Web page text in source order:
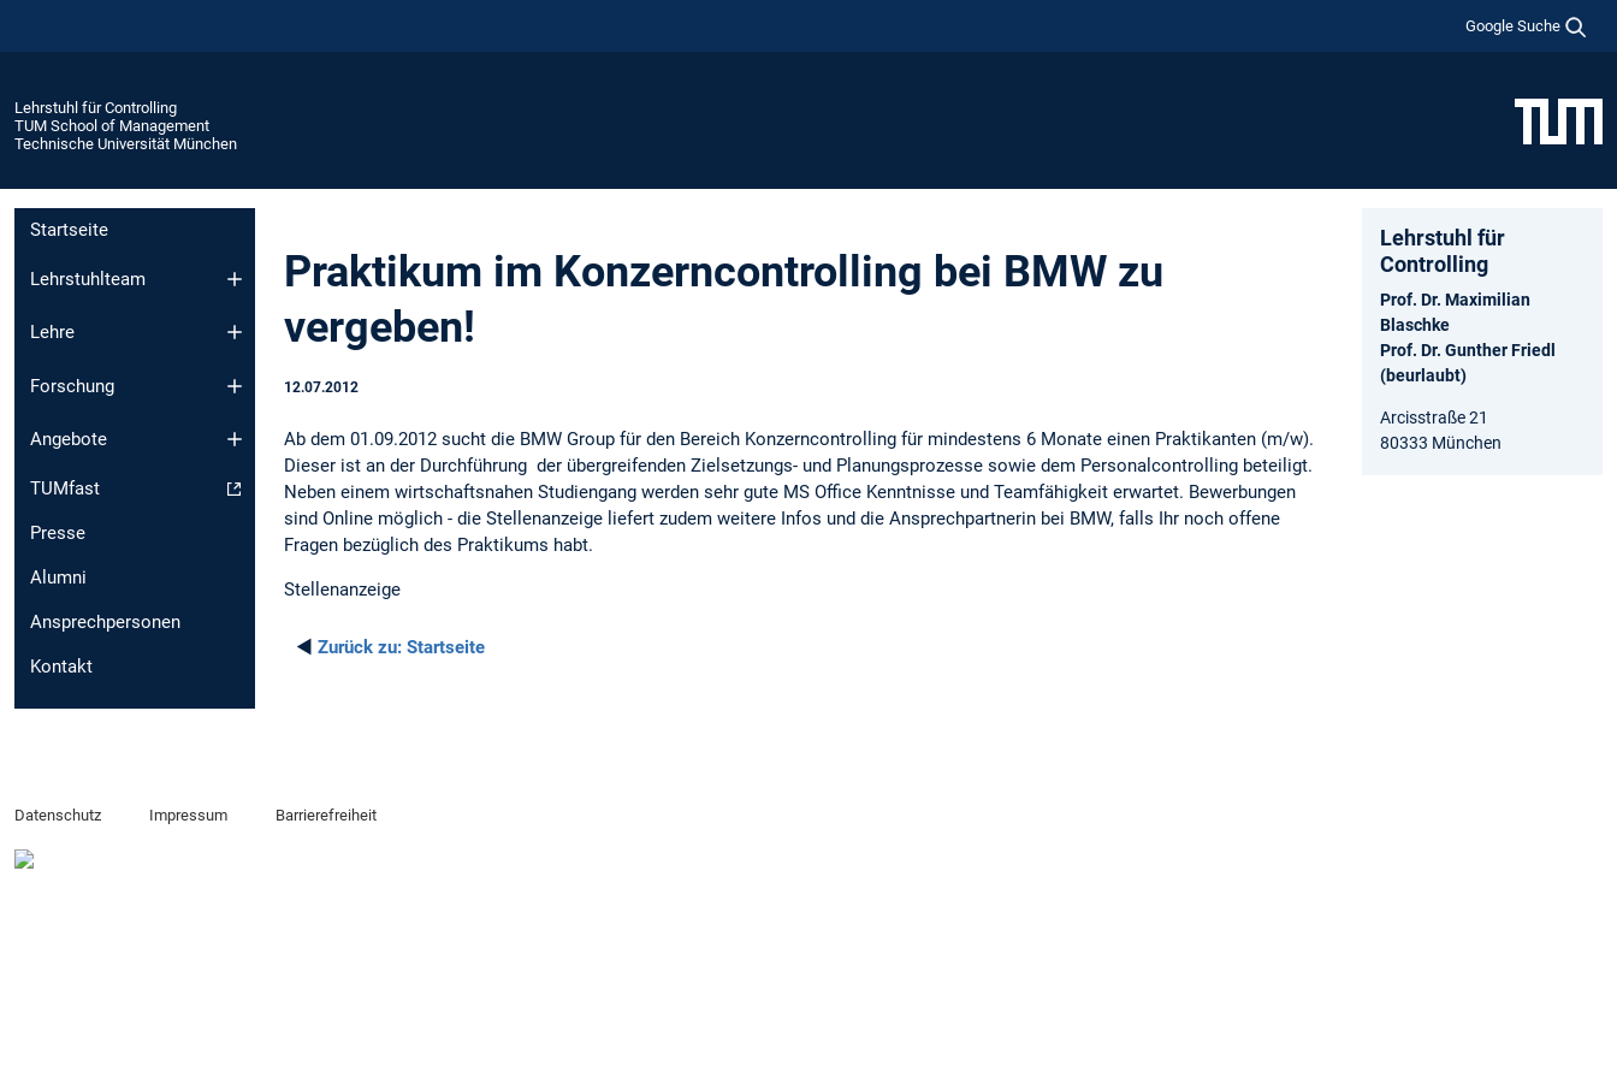
Google Suche
Lehrstuhl für Controlling
TUM School of Management
Technische Universität München
Startseite
Lehrstuhlteam
Lehre
Forschung
Angebote
TUMfast
Presse
Alumni
Ansprechpersonen
Kontakt
Praktikum im Konzerncontrolling bei BMW zu
vergeben!
12.07.2012
Ab dem 01.09.2012 sucht die BMW Group für den Bereich Konzerncontrolling für mindestens 6 Monate einen Praktikanten (m/w).
Dieser ist an der Durchführung der übergreifenden Zielsetzungs- und Planungsprozesse sowie dem Personalcontrolling beteiligt.
Neben einem wirtschaftsnahen Studiengang werden sehr gute MS Office Kenntnisse und Teamfähigkeit erwartet. Bewerbungen
sind Online möglich - die Stellenanzeige liefert zudem weitere Infos und die Ansprechpartnerin bei BMW, falls Ihr noch offene
Fragen bezüglich des Praktikums habt.
Stellenanzeige
◄ Zurück zu: Startseite
Lehrstuhl für
Controlling
Prof. Dr. Maximilian
Blaschke
Prof. Dr. Gunther Friedl
(beurlaubt)
Arcisstraße 21
80333 München
Datenschutz Impressum Barrierefreiheit